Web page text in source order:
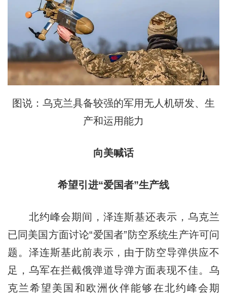
图说：乌克兰具备较强的军用无人机研发、生
产和运用能力
向美喊话
希望引进“爱国者”生产线
北约峰会期间，泽连斯基还表示，乌克兰
已同美国方面讨论“爱国者”防空系统生产许可问
题。泽连斯基此前表示，由于防空导弹供应不
足，乌军在拦截俄弹道导弹方面表现不佳。乌
克兰希望美国和欧洲伙伴能够在北约峰会期